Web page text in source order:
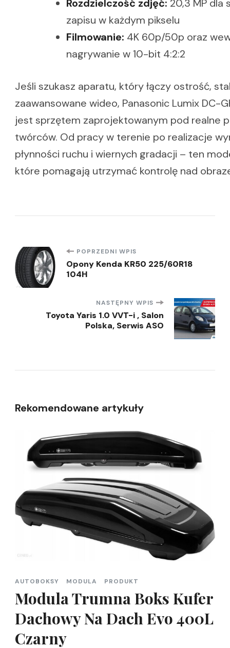
Rozdzielczość zdjęć: 20,3 MP dla
zapisu w każdym pikselu
Filmowanie: 4K 60p/50p oraz
nagrywanie w 10-bit 4:2:2
Jeśli szukasz aparatu, który łączy ostrość,
zaawansowane wideo, Panasonic Lumix DC-
jest sprzętem zaprojektowanym pod realne
twórców. Od pracy w terenie po realizacje
płynności ruchu i wiernych gradacji – ten
które pomagają utrzymać kontrolę nad
Nawigacja
wpisu
POPRZEDNI WPIS
Opony Kenda KR50 225/60R18
104H
NASTĘPNY WPIS
Toyota Yaris 1.0 VVT-i , Salon
Polska, Serwis ASO
Rekomendowane artykuły
AUTOBOKSY MODULA PRODUKT
Modula Trumna Boks Kufer
Dachowy Na Dach Evo 400L
Czarny